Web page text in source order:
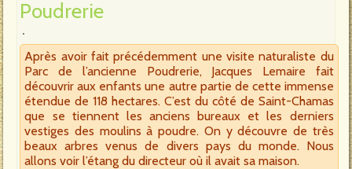
Poudrerie
Après avoir fait précédemment une visite naturaliste du
Parc de l’ancienne Poudrerie, Jacques Lemaire fait
découvrir aux enfants une autre partie de cette immense
étendue de 118 hectares. C’est du côté de Saint-Chamas
que se tiennent les anciens bureaux et les derniers
vestiges des moulins à poudre. On y découvre de très
beaux arbres venus de divers pays du monde. Nous
allons voir l’étang du directeur où il avait sa maison.